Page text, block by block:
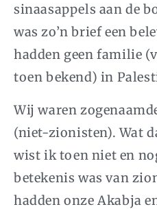
sinaasappels aan de
was zo’n brief een
hadden geen familie
toen bekend) in
Wij waren
(niet-zionisten). Wat
wist ik toen niet en
betekenis was van
hadden onze Akabja